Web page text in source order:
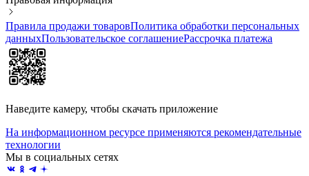
Правила продажи товаровПолитика обработки персональных
данныхПользовательское соглашениеРассрочка платежа
Наведите камеру, чтобы скачать приложение
На информационном ресурсе применяются рекомендательные
технологии
Мы в социальных сетях